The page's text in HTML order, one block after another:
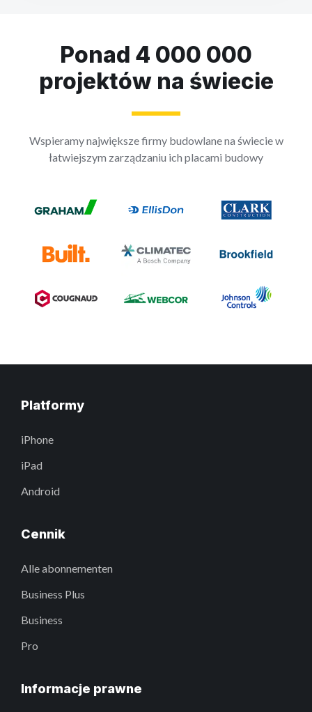
Ponad 4 000 000
projektów na świecie
Wspieramy największe firmy budowlane na świecie w
łatwiejszym zarządzaniu ich placami budowy
Platformy
iPhone
iPad
Android
Cennik
Alle abonnementen
Business Plus
Business
Pro
Informacje prawne